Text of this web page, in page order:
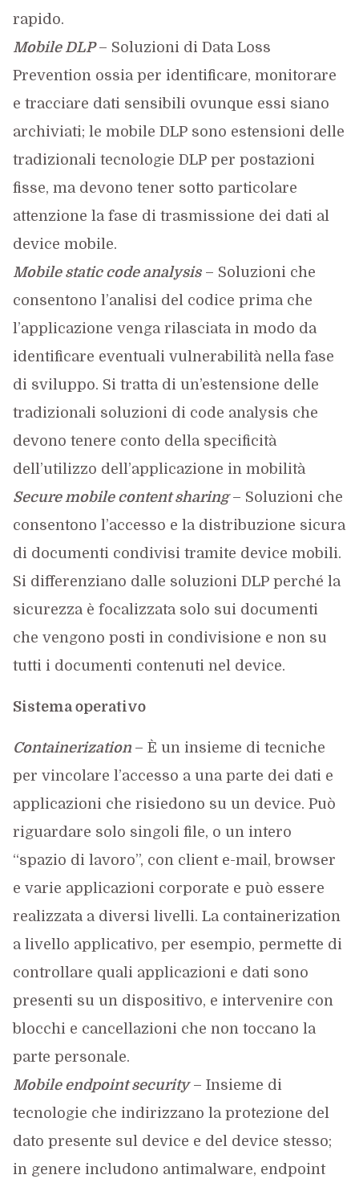
rapido.
Mobile DLP– Soluzioni di Data Loss
Prevention ossia per identificare, monitorare
e tracciare dati sensibili ovunque essi siano
archiviati; le mobile DLP sono estensioni delle
tradizionali tecnologie DLP per postazioni
fisse, ma devono tener sotto particolare
attenzione la fase di trasmissione dei dati al
device mobile.
Mobile static code analysis– Soluzioni che
consentono l’analisi del codice prima che
l’applicazione venga rilasciata in modo da
identificare eventuali vulnerabilità nella fase
di sviluppo. Si tratta di un’estensione delle
tradizionali soluzioni di code analysis che
devono tenere conto della specificità
dell’utilizzo dell’applicazione in mobilità
Secure mobile content sharing– Soluzioni che
consentono l’accesso e la distribuzione sicura
di documenti condivisi tramite device mobili.
Si differenziano dalle soluzioni DLP perché la
sicurezza è focalizzata solo sui documenti
che vengono posti in condivisione e non su
tutti i documenti contenuti nel device.
Sistema operativo
Containerization – È un insieme di tecniche
per vincolare l’accesso a una parte dei dati e
applicazioni che risiedono su un device. Può
riguardare solo singoli file, o un intero
“spazio di lavoro”, con client e-mail, browser
e varie applicazioni corporate e può essere
realizzata a diversi livelli. La containerization
a livello applicativo, per esempio, permette di
controllare quali applicazioni e dati sono
presenti su un dispositivo, e intervenire con
blocchi e cancellazioni che non toccano la
parte personale.
Mobile endpoint security– Insieme di
tecnologie che indirizzano la protezione del
dato presente sul device e del device stesso;
in genere includono antimalware, endpoint